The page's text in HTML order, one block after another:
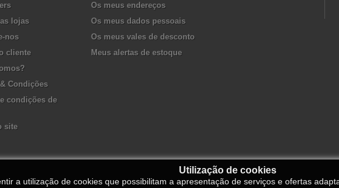
lojas
nos
cliente
Condições
condições de
site
Os meus endereços
Os meus dados pessoais
Os meus vales de desconto
Meus alertas de estoque
Utilização de cookies
a utilização de cookies que possibilitam a apresentação de serviços e ofertas